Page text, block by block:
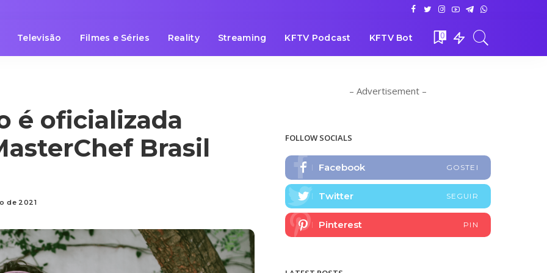
Televisão Filmes e Séries Reality Streaming KFTV Podcast KFTV Bot 0
é oficializada
Brasil
de 2021
– Advertisement –
FOLLOW SOCIALS
Facebook GOSTEI
Twitter SEGUIR
Pinterest PIN